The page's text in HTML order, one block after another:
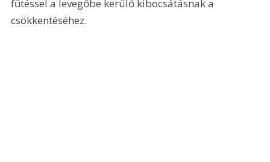
fűtéssel a levegőbe kerülő kibocsátásnak a
csökkentéséhez.